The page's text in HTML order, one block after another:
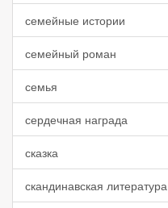
семейные истории
семейный роман
семья
сердечная награда
сказка
скандинавская литература